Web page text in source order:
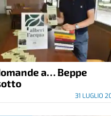
a… Beppe
31 LUGLIO